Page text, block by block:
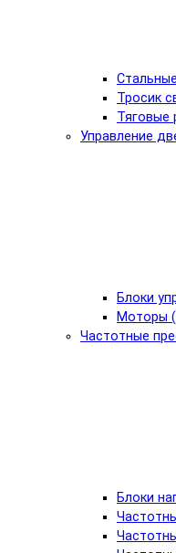
Тросик
Тяговые
Управление
Блоки
Моторы
Частотные
Блоки